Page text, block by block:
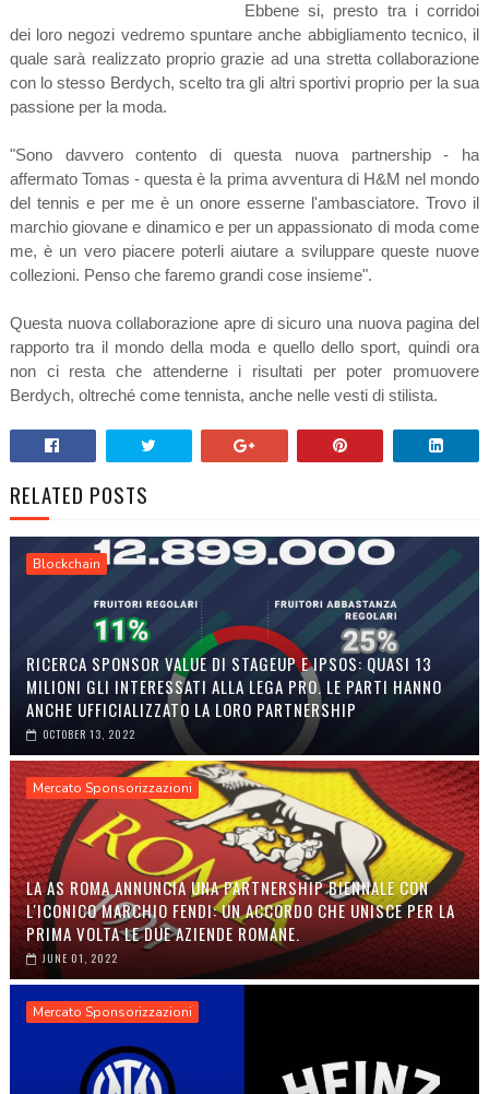
Ebbene si, presto tra i corridoi
dei loro negozi vedremo spuntare anche abbigliamento tecnico, il
quale sarà realizzato proprio grazie ad una stretta collaborazione
con lo stesso Berdych, scelto tra gli altri sportivi proprio per la sua
passione per la moda.
"Sono davvero contento di questa nuova partnership - ha
affermato Tomas - questa è la prima avventura di H&M nel mondo
del tennis e per me è un onore esserne l'ambasciatore. Trovo il
marchio giovane e dinamico e per un appassionato di moda come
me, è un vero piacere poterli aiutare a sviluppare queste nuove
collezioni. Penso che faremo grandi cose insieme".
Questa nuova collaborazione apre di sicuro una nuova pagina del
rapporto tra il mondo della moda e quello dello sport, quindi ora
non ci resta che attenderne i risultati per poter promuovere
Berdych, oltreché come tennista, anche nelle vesti di stilista.
RELATED POSTS
Blockchain
RICERCA SPONSOR VALUE DI STAGEUP E IPSOS: QUASI 13
MILIONI GLI INTERESSATI ALLA LEGA PRO. LE PARTI HANNO
ANCHE UFFICIALIZZATO LA LORO PARTNERSHIP
OCTOBER 13, 2022
Mercato Sponsorizzazioni
LA AS ROMA ANNUNCIA UNA PARTNERSHIP BIENNALE CON
L'ICONICO MARCHIO FENDI: UN ACCORDO CHE UNISCE PER LA
PRIMA VOLTA LE DUE AZIENDE ROMANE.
JUNE 01, 2022
Mercato Sponsorizzazioni